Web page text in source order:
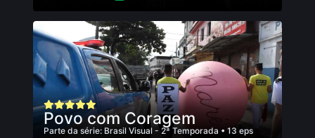
Povo com Coragem
Parte da série: Brasil Visual - 2ª Temporada • 13 eps